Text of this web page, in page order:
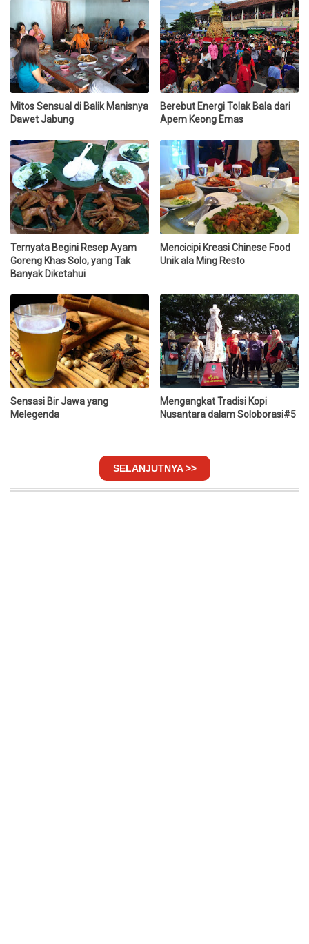
Mitos Sensual di Balik Manisnya
Dawet Jabung
Berebut Energi Tolak Bala dari
Apem Keong Emas
Ternyata Begini Resep Ayam
Goreng Khas Solo, yang Tak
Banyak Diketahui
Mencicipi Kreasi Chinese Food
Unik ala Ming Resto
Sensasi Bir Jawa yang
Melegenda
Mengangkat Tradisi Kopi
Nusantara dalam Soloborasi#5
SELANJUTNYA >>